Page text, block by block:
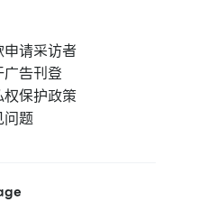
申请采访者
广告刊登
权保护政策
问题